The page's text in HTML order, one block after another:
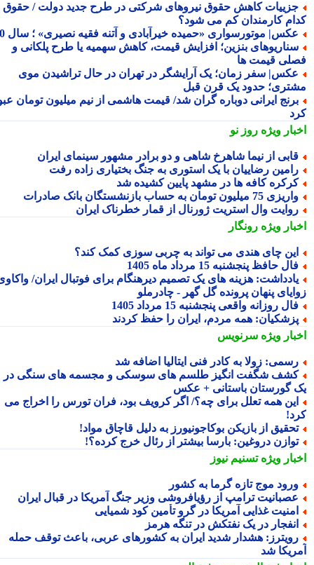
کاهش حقوق نیروهای شرکتی در طرح جدید دولت / حقوق
کارمندان کم می شود؟
موتورسواری «حمیده خیرآبادی و آتنه فقیه نصیری» ؛ سال 70
بنزین؛ افزایش قیمت، کاهش سهمیه یا طرح پلکانی و
قیمت ها
سفر زمان؛ یک آرایشگر در تهران در حال تراشیدن موی
حدود یک قرن قبل
ایرانی دوباره گران شد/ قیمت هاشمی از نیم میلیون تومان عبور
ویژهروز نو
از نیما شاهرخ شاهی و دو برادر مشهور سینمای ایران
رضاییان با یک استوری به جنگ بختیاری زاده رفت
کافه ها در مشهد پایین کشیده شد
75 میلیون تومان به حساب بازنشستگان بانک صادرات
وال استریت ژورنال از قمار خطرناک ایران
ویژهرونگار
چای هندی می تواند به چربی سوزی کمک کند؟
حافظ پنجشنبه 15 مرداد ماه 1405
هزینه های یک تصمیم دیرهنگام برای فوتبال ایران/ واکاوی
پنهان پرونده گل گهر - چادرملو
روزانه واقعی پنجشنبه 15 مرداد 1405
همه مردم، ایران را حفظ کردند
ویژهسرنویس
زولا به کادر فنی ایتالیا اضافه شد
شگفت انگیز طلسم های سوسکی و مجسمه های سنگی در
گورستان باستانی + عکس
همه تعلل برای چه؟/ اگر کرویف بود، فران تورس را اخراج می
از بازیکن بوکاجونیورز به دلیل قاچاق مواد!
دروغین: بارسا بیشتر از رئال خرج کرده؟!
ویژهتسنیم نیوز
موج تازه گرما به کشور
ترامپ از رؤیافروشی وزیر جنگ آمریکا در قبال ایران
غذایی آمریکا در گرو تأمین کود شمیایی
در یک نفتکش در تنگه هرمز
هشدار شدید ایران به کشورهای عربی، باعث توقف حمله
شد